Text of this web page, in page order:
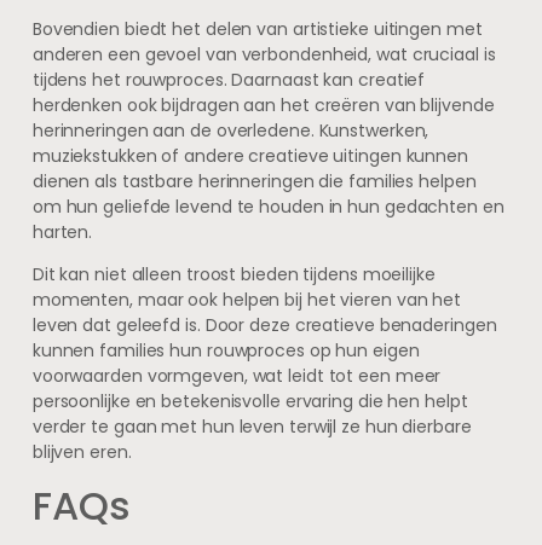
Bovendien biedt het delen van artistieke uitingen met
anderen een gevoel van verbondenheid, wat cruciaal is
tijdens het rouwproces. Daarnaast kan creatief
herdenken ook bijdragen aan het creëren van blijvende
herinneringen aan de overledene. Kunstwerken,
muziekstukken of andere creatieve uitingen kunnen
dienen als tastbare herinneringen die families helpen
om hun geliefde levend te houden in hun gedachten en
harten.
Dit kan niet alleen troost bieden tijdens moeilijke
momenten, maar ook helpen bij het vieren van het
leven dat geleefd is. Door deze creatieve benaderingen
kunnen families hun rouwproces op hun eigen
voorwaarden vormgeven, wat leidt tot een meer
persoonlijke en betekenisvolle ervaring die hen helpt
verder te gaan met hun leven terwijl ze hun dierbare
blijven eren.
FAQs